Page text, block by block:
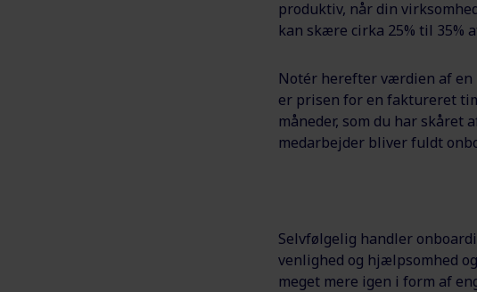
produktiv, når din
kan skære cirka 25% til 35%
Notér herefter værdien af en
er prisen for en faktureret
måneder, som du har skåret
medarbejder bliver fuldt
Selvfølgelig handler
venlighed og hjælpsomhed
meget mere igen i form af